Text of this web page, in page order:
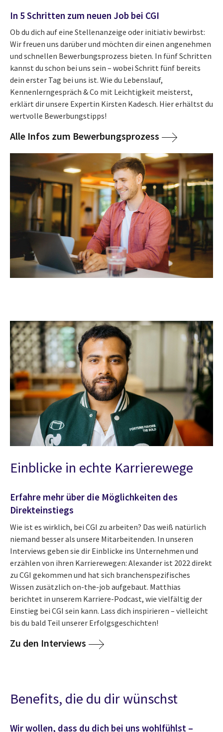
In 5 Schritten zum neuen Job bei CGI
Ob du dich auf eine Stellenanzeige oder initiativ bewirbst:
Wir freuen uns darüber und möchten dir einen angenehmen
und schnellen Bewerbungsprozess bieten. In fünf Schritten
kannst du schon bei uns sein – wobei Schritt fünf bereits
dein erster Tag bei uns ist. Wie du Lebenslauf,
Kennenlerngespräch & Co mit Leichtigkeit meisterst,
erklärt dir unsere Expertin Kirsten Kadesch. Hier erhältst du
wertvolle Bewerbungstipps!
Alle Infos zum Bewerbungsprozess
Einblicke in echte Karrierewege
Erfahre mehr über die Möglichkeiten des
Direkteinstiegs
Wie ist es wirklich, bei CGI zu arbeiten? Das weiß natürlich
niemand besser als unsere Mitarbeitenden. In unseren
Interviews geben sie dir Einblicke ins Unternehmen und
erzählen von ihren Karrierewegen: Alexander ist 2022 direkt
zu CGI gekommen und hat sich branchenspezifisches
Wissen zusätzlich on-the-job aufgebaut. Matthias
berichtet in unserem Karriere-Podcast, wie vielfältig der
Einstieg bei CGI sein kann. Lass dich inspirieren – vielleicht
bis du bald Teil unserer Erfolgsgeschichten!
Zu den Interviews
Benefits, die du dir wünschst
Wir wollen, dass du dich bei uns wohlfühlst –